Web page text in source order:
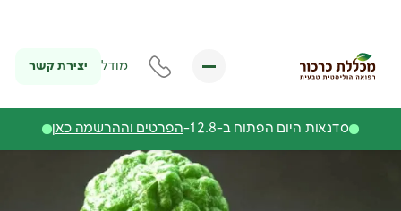
מודל יצירת קשר
סדנאות היום הפתוח ב-12.8- הפרטים וההרשמה כאן